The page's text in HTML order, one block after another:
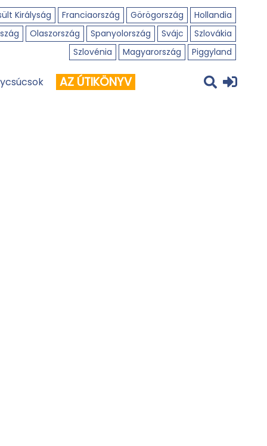
Királyság Franciaország Görögország
Hollandia
Olaszország Spanyolország Svájc
Szlovákia
Szlovénia
Magyarország Piggyland
AZ ÚTIKÖNYV